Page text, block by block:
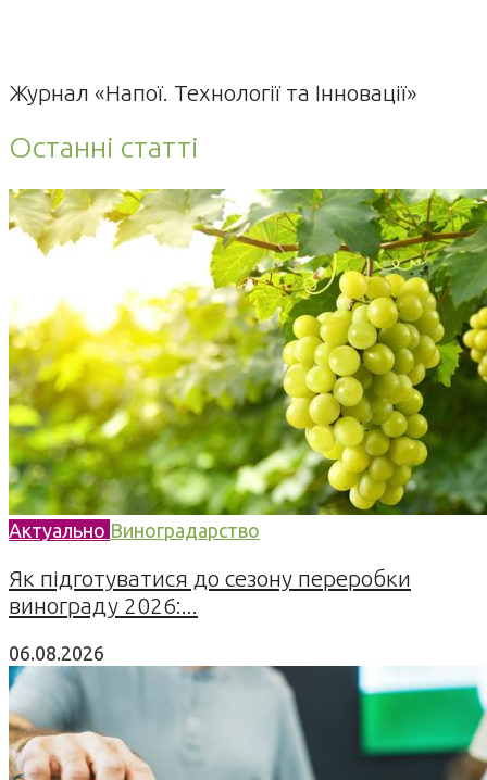
Журнал «Напої. Технології та Інновації»
Останні статті
Актуально Виноградарство
Як підготуватися до сезону переробки
винограду 2026:...
06.08.2026